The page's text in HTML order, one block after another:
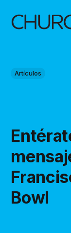
Artículos
Bowl